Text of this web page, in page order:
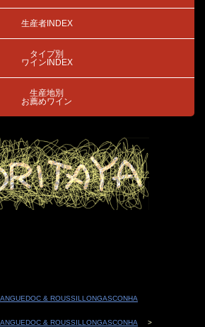
生産者INDEX
タイプ別
ワインINDEX
生産地別
お薦めワイン
& ROUSSILLONGASCONHA
& ROUSSILLONGASCONHA